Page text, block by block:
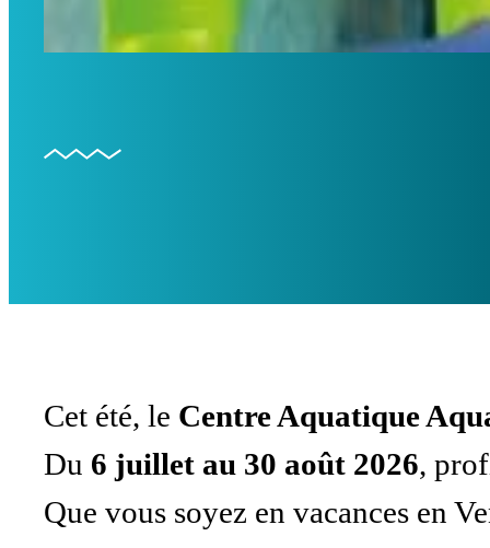
Cet été, le Centre Aquatique
Du 6 juillet au 30 août 2026,
Que vous soyez en vacances en